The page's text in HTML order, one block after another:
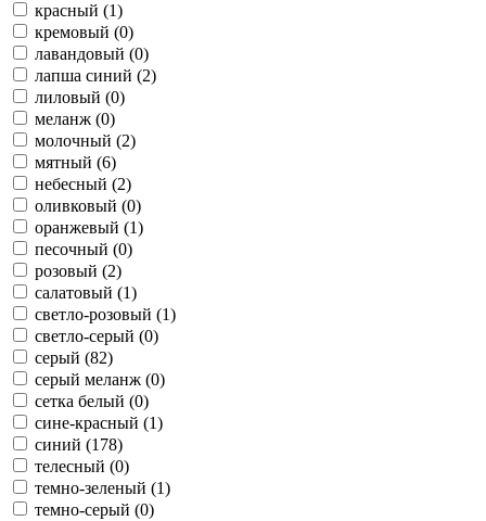
красный (1)
кремовый (0)
лавандовый (0)
лапша синий (2)
лиловый (0)
меланж (0)
молочный (2)
мятный (6)
небесный (2)
оливковый (0)
оранжевый (1)
песочный (0)
розовый (2)
салатовый (1)
светло-розовый (1)
светло-серый (0)
серый (82)
серый меланж (0)
сетка белый (0)
сине-красный (1)
синий (178)
телесный (0)
темно-зеленый (1)
темно-серый (0)